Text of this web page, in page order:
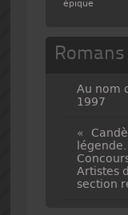
épique
Au nom
1997
«
Artistes
section